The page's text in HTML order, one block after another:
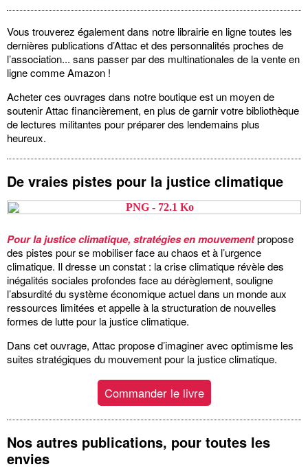
Vous trouverez également dans notre librairie en ligne toutes les
dernières publications d’Attac et des personnalités proches de
l’association... sans passer par des multinationales de la vente en
ligne comme Amazon !
Acheter ces ouvrages dans notre boutique est un moyen de
soutenir Attac financièrement, en plus de garnir votre bibliothèque
de lectures militantes pour préparer des lendemains plus
heureux.
De vraies pistes pour la justice climatique
Pour la justice climatique, stratégies en mouvementpropose
des pistes pour se mobiliser face au chaos et à l’urgence
climatique. Il dresse un constat : la crise climatique révèle des
inégalités sociales profondes face au dérèglement, souligne
l’absurdité du système économique actuel dans un monde aux
ressources limitées et appelle à la structuration de nouvelles
formes de lutte pour la justice climatique.
Dans cet ouvrage, Attac propose d’imaginer avec optimisme les
suites stratégiques du mouvement pour la justice climatique.
Commander le livre
Nos autres publications, pour toutes les
envies